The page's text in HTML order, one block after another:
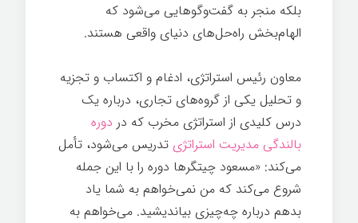
بلکه منجر به گفت‌وگوهایی می‌شود که
الهام‌بخش راه‌حل‌های دنیای واقعی هستند.
معاون رئیس استراتژی، ادغام و اکتساب و تجزیه
و تحلیل یکی از گروه‌های تجاری، درباره یک
درس کلیدی از استراتژی مخرب که در دوره
بالندگی مدیریت استراتژی تدریس می‌شود، تأمل
می‌کند: «مسعود چیتگرها دوره را با این جمله
شروع می‌کند که من نمی‌خواهم به شما یاد
بدهم درباره چه‌چیزی بیاندیشید. می‌خواهم به